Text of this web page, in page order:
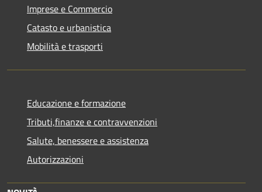
Imprese e Commercio
Catasto e urbanistica
Mobilità e trasporti
Educazione e formazione
Tributi,finanze e contravvenzioni
Salute, benessere e assistenza
Autorizzazioni